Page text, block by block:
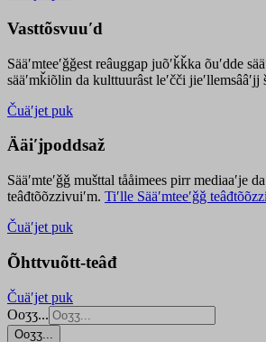
Vasttõsvuuʹd
Sääʹmteeʹǧǧest reâuggap juõʹǩǩka õuʹdde
sääʹmǩiõlin da kulttuurâst leʹčči jieʹllemsââʹjj
Čuäʹjet puk
Ääiʹjpoddsaž
Sääʹmteʹǧǧ mušttal tååimees pirr mediaaʹje
teâđtõõzzivuiʹm. Tiʹlle Sääʹmteeʹǧǧ
Čuäʹjet puk
Õhttvuõtt-teâđ
Čuäʹjet puk
Ooʒʒ...
Ooʒʒ...